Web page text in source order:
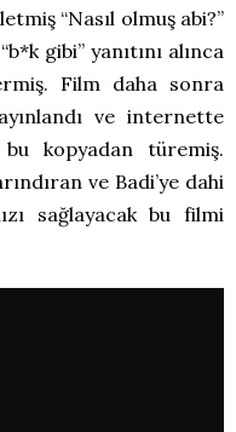
“Nasıl olmuş abi?”
gibi” yanıtını alınca
Film daha sonra
ve internette
kopyadan türemiş.
ve Badi’ye dahi
sağlayacak bu filmi